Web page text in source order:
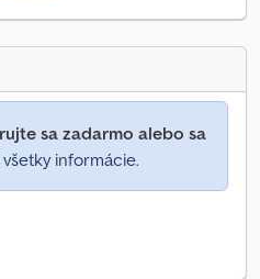
sa zadarmo alebo sa
informácie.